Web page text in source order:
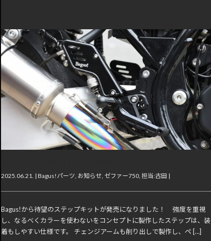
2025.06.21. | Bagus!パーツ, お知らせ, ゼファー750, 担当:古田 |
Bagus!から待望のステップキットが発売になりました！ 強度を重視
し、なるべくカラーを使わないをコンセプトに製作したステップは、装
着もしやすい仕様です。 チェンジアームも削り出しで製作し、ペ […]